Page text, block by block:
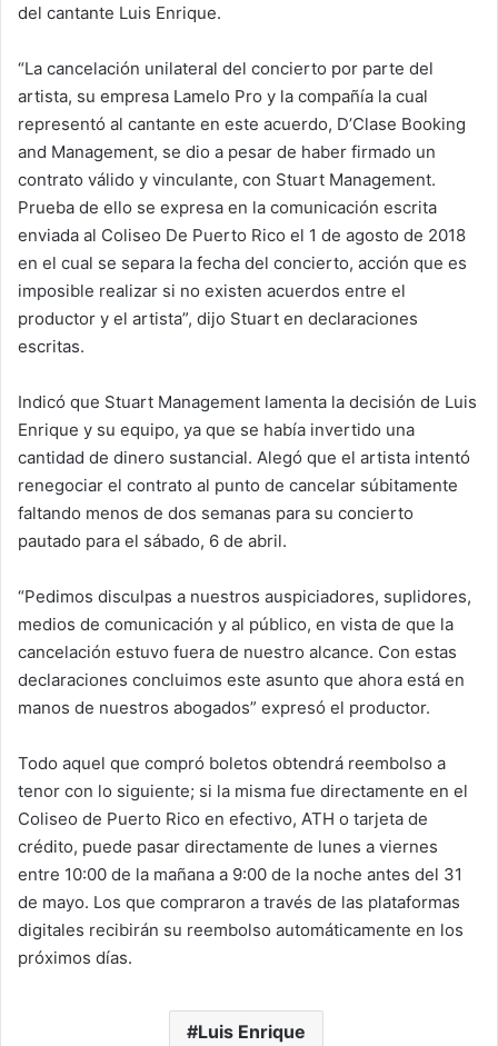
del cantante Luis Enrique.
“La cancelación unilateral del concierto por parte del
artista, su empresa Lamelo Pro y la compañía la cual
representó al cantante en este acuerdo, D’Clase Booking
and Management, se dio a pesar de haber firmado un
contrato válido y vinculante, con Stuart Management.
Prueba de ello se expresa en la comunicación escrita
enviada al Coliseo De Puerto Rico el 1 de agosto de 2018
en el cual se separa la fecha del concierto, acción que es
imposible realizar si no existen acuerdos entre el
productor y el artista”, dijo Stuart en declaraciones
escritas.
Indicó que Stuart Management lamenta la decisión de Luis
Enrique y su equipo, ya que se había invertido una
cantidad de dinero sustancial. Alegó que el artista intentó
renegociar el contrato al punto de cancelar súbitamente
faltando menos de dos semanas para su concierto
pautado para el sábado, 6 de abril.
“Pedimos disculpas a nuestros auspiciadores, suplidores,
medios de comunicación y al público, en vista de que la
cancelación estuvo fuera de nuestro alcance. Con estas
declaraciones concluimos este asunto que ahora está en
manos de nuestros abogados” expresó el productor.
Todo aquel que compró boletos obtendrá reembolso a
tenor con lo siguiente; si la misma fue directamente en el
Coliseo de Puerto Rico en efectivo, ATH o tarjeta de
crédito, puede pasar directamente de lunes a viernes
entre 10:00 de la mañana a 9:00 de la noche antes del 31
de mayo. Los que compraron a través de las plataformas
digitales recibirán su reembolso automáticamente en los
próximos días.
Luis Enrique